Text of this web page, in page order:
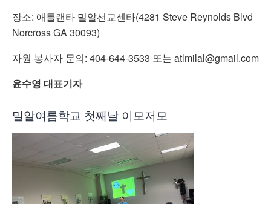
장소: 애틀랜타 밀알선교센타(4281 Steve Reynolds Blvd
Norcross GA 30093)
자원 봉사자 문의: 404-644-3533 또는 atlmilal@gmail.com
윤수영 대표기자
밀알여름학교 첫째날 이모저모